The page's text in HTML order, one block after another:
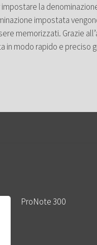
la
impostata
memorizzati. Grazie
in modo rapido e preciso
ProNote 300